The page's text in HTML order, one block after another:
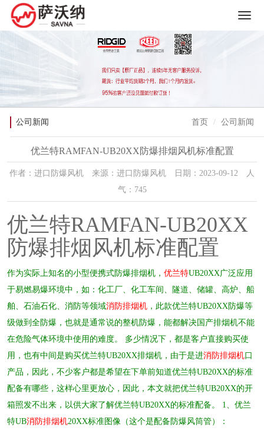
公司新闻 首页 公司新闻
优兰特RAMFAN-UB20XX防爆排烟风机标准配置
作者：进口防爆风机 来源：进口防爆风机 日期：2023-09-12 人
气：745
优兰特RAMFAN-UB20XX
防爆排烟风机标准配置
作为实际上知名的小型便携式防爆排烟机， 优兰特UB20XX广泛应用
于易燃易爆环境中，如：化工厂、化工车间、隧道、储罐、高炉、船
舶、石油石化、消防等领域消防排烟机 ，此款优兰特UB20XX防爆等
级做到全防爆，也就是通常说的整机防爆，能都解决国产排烟机不能
在危险气体环境中使用的难度。
多少情况下，都是客户直接购买使
用，也有中间是购买优兰特UB20XX排烟机，由于是进消防排烟机口
产品，因此，不少客户都是希望在下单前知道优兰特UB20XX的标准
配备有哪些，这样心里更放心，因此，本文就把优兰特UB20XX的开
箱照发不出来，以供大家了解优兰特UB20XX的标准配备。
1、优兰
特UB消防排烟机20XX标准图像（这个是配备防爆风筒管）：